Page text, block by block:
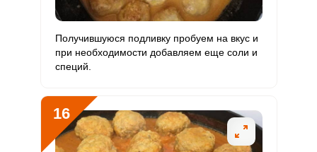
Получившуюся подливку пробуем на вкус и
при необходимости добавляем еще соли и
специй.
16